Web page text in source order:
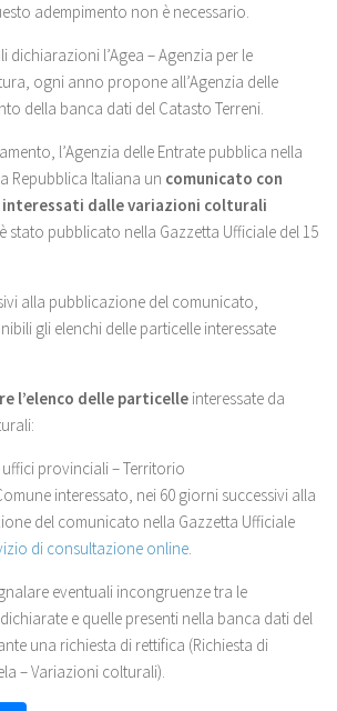
adempimento non è necessario.
dichiarazioni l’Agea – Agenzia per le
ogni anno propone all’Agenzia delle
della banca dati del Catasto Terreni.
l’Agenzia delle Entrate pubblica nella
Repubblica Italiana un comunicato con
interessati dalle variazioni colturali
è stato pubblicato nella Gazzetta Ufficiale del 15
alla pubblicazione del comunicato,
gli elenchi delle particelle interessate
l’elenco delle particelle interessate da
provinciali – Territorio
interessato, nei 60 giorni successivi alla
del comunicato nella Gazzetta Ufficiale
di consultazione online.
eventuali incongruenze tra le
e quelle presenti nella banca dati del
una richiesta di rettifica (Richiesta di
– Variazioni colturali).